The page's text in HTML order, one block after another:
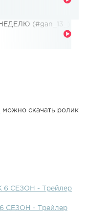
(#gan_13_)
можно скачать ролик
6 СЕЗОН - Трейлер
СЕЗОН - Трейлер